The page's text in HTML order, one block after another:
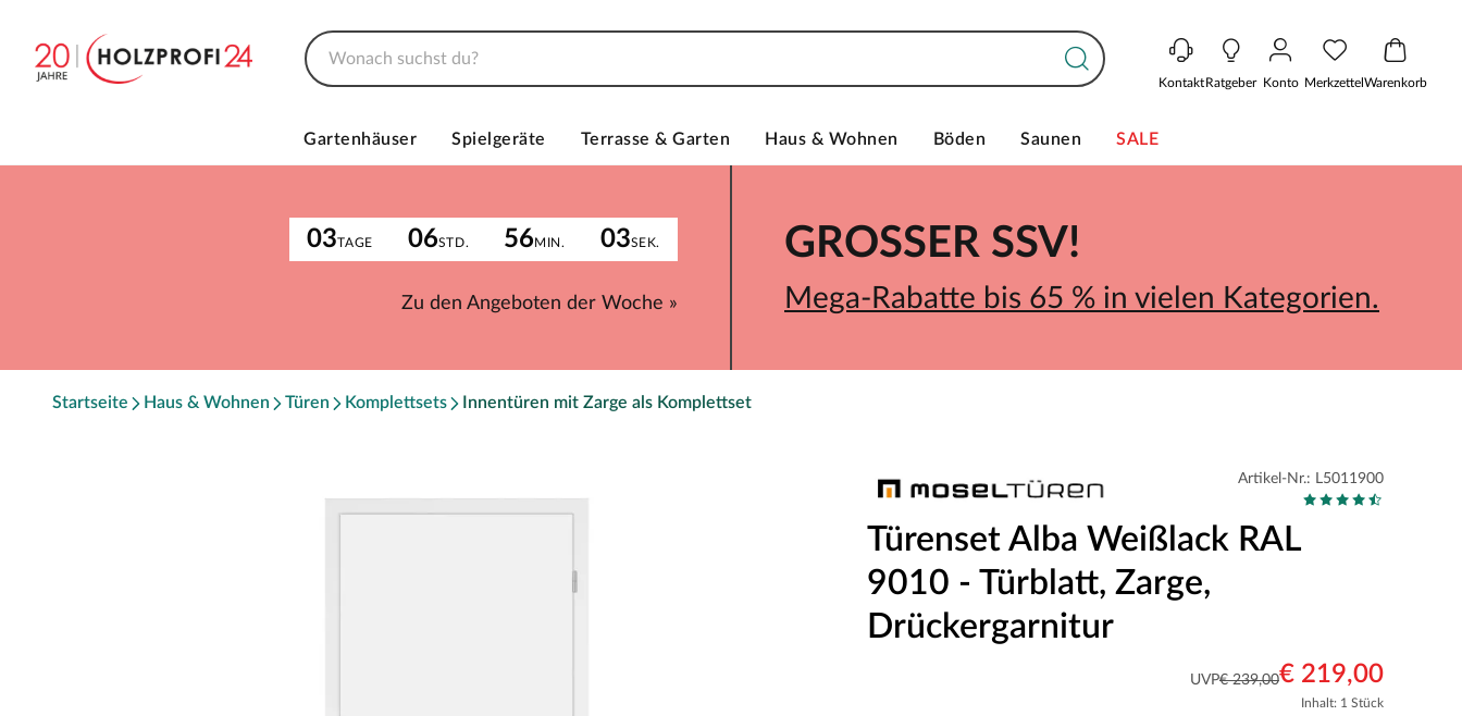
KontaktRatgeber Konto MerkzettelWarenkorb
Gartenhäuser Spielgeräte Terrasse & Garten Haus & Wohnen Böden Saunen SALE
03TAGE 06STD. 56MIN. 03SEK.
Zu den Angeboten der Woche »
GROSSER SSV!
Mega-Rabatte bis 65 % in vielen Kategorien.
Startseite Haus & Wohnen Türen Komplettsets Innentüren mit Zarge als Komplettset
Artikel-Nr.: L5011900
Türenset Alba Weißlack RAL
9010 - Türblatt, Zarge,
Drückergarnitur
UVP€ 239,00€ 219,00
Inhalt: 1 Stück